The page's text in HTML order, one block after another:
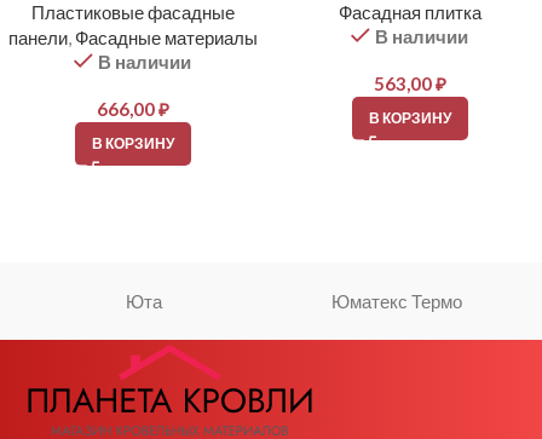
Пластиковые фасадные
панели, Фасадные материалы
В наличии
666,00₽
В КОРЗИНУ
Фасадная плитка
В наличии
563,00₽
В КОРЗИНУ
Юта Юматекс Термо